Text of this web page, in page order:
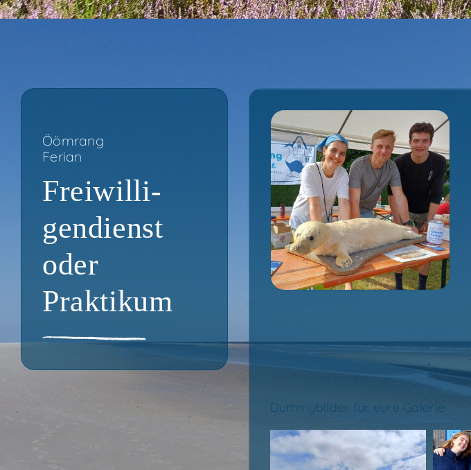
Ööm­rang
Feri­an
Frei­wil­li­
gen­dienst
oder
Praktikum
Dum­my­bil­der für eure Galerie